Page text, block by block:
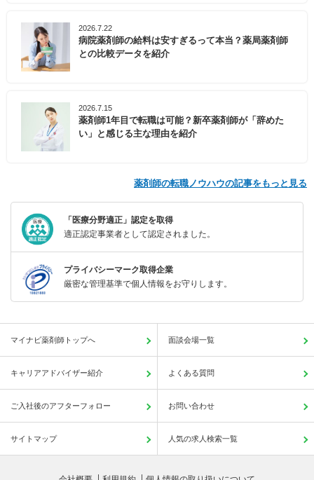
2026.7.22
病院薬剤師の給料は安すぎるって本当？薬局薬剤師
との比較データを紹介
2026.7.15
薬剤師1年目で転職は可能？新卒薬剤師が「辞めた
い」と感じる主な理由を紹介
薬剤師の転職ノウハウの記事をもっと見る
「医療分野適正」認定を取得
適正認定事業者として認定されました。
プライバシーマーク取得企業
厳密な管理基準で個人情報をお守りします。
マイナビ薬剤師トップへ 面談会場一覧
キャリアアドバイザー紹介 よくある質問
ご入社後のアフターフォロー お問い合わせ
サイトマップ 人気の求人検索一覧